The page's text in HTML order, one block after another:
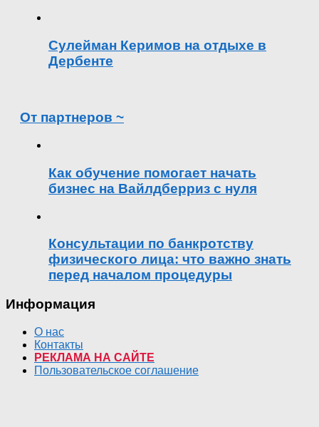
Сулейман Керимов на отдыхе в
Дербенте
От партнеров ~
Как обучение помогает начать
бизнес на Вайлдберриз с нуля
Консультации по банкротству
физического лица: что важно знать
перед началом процедуры
Информация
О нас
Контакты
РЕКЛАМА НА САЙТЕ
Пользовательское соглашение